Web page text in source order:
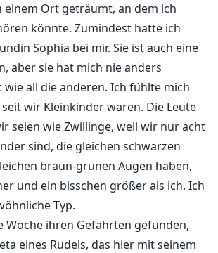
einem Ort geträumt, an dem ich
könnte. Zumindest hatte ich
Sophia bei mir. Sie ist auch eine
aber sie hat mich nie anders
wie all die anderen. Ich fühlte mich
wir Kleinkinder waren. Die Leute
seien wie Zwillinge, weil wir nur acht
sind, die gleichen schwarzen
braun-grünen Augen haben,
und ein bisschen größer als ich. Ich
Typ.
Woche ihren Gefährten gefunden,
eines Rudels, das hier mit seinem